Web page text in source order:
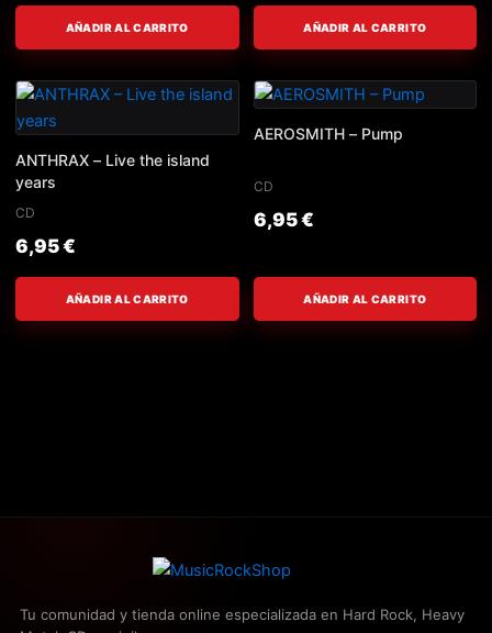
AÑADIR AL CARRITO AÑADIR AL CARRITO
ANTHRAX – Live the island
years
CD
6,95€
AÑADIR AL CARRITO
AEROSMITH – Pump
CD
6,95€
AÑADIR AL CARRITO
Tu comunidad y tienda online especializada en Hard Rock, Heavy